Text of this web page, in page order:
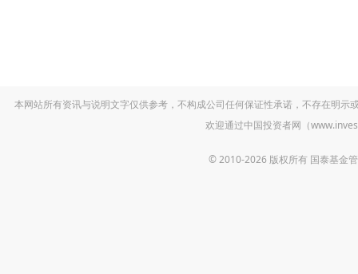
本网站所有资讯与说明文字仅供参考，不构成公司任何保证性承诺，不存在明
欢迎通过中国投资者网（
© 2010-2026 版权所有 国泰基金